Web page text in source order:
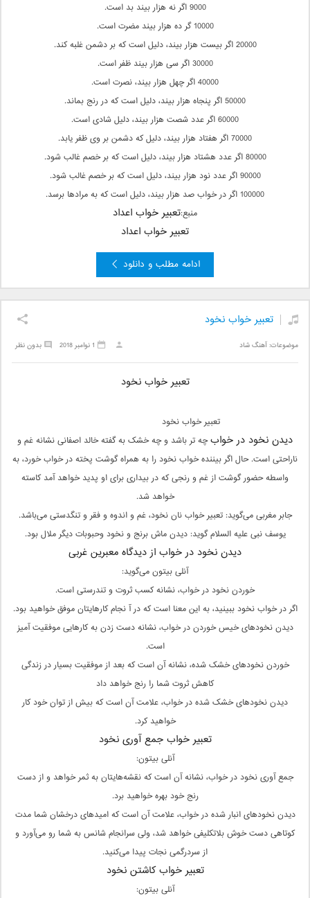
9000 اگر نه هزار بیند بد است.
10000 گر ده هزار بیند مضرت است.
20000 اگر بیست هزار بیند، دلیل است که بر دشمن غلبه کند.
30000 اگر سی هزار بیند ظفر است.
40000 اگر چهل هزار بیند، نصرت است.
50000 اگر پنجاه هزار بیند، دلیل است که در رنج بماند.
60000 اگر عدد شصت هزار بیند، دلیل شادی است.
70000 اگر هفتاد هزار بیند، دلیل که دشمن بر وی ظفر یابد.
80000 اگر عدد هشتاد هزار بیند، دلیل است که بر خصم غالب شود.
90000 اگر عدد نود هزار بیند، دلیل است که بر خصم غالب شود.
100000 اگر در خواب صد هزار بیند، دلیل است که به مرادها برسد.
منبع:تعبیر خواب اعداد
تعبیر خواب اعداد
ادامه مطلب و دانلود
تعبیر خواب نخود
موضوعات:آهنگ شاد بدون نظر 1 نوامبر 2018
تعبیر خواب نخود
تعبیر خواب نخود
دیدن نخود در خوابچه تر باشد و چه خشک به گفته خالد اصفانی نشانه غم و
ناراحتی است. حال اگر بیننده خواب نخود را به همراه گوشت پخته در خواب خورد، به
واسطه حضور گوشت از غم و رنجی که در بیداری برای او پدید خواهد آمد کاسته
خواهد شد.
جابر مغربی می‌گوید: تعبیر خواب نان نخود، غم و اندوه و فقر و تنگدستی می‌باشد.
یوسف نبی علیه السلام گوید: دیدن ماش برنج و نخود وحبوبات دیگر ملال بود.
دیدن نخود در خواب از دیدگاه معبرین غربی
آنلی بیتون می‌گوید:
خوردن نخود در خواب، نشانه کسب ثروت و تندرستی است.
اگر در خواب نخود ببینید، به این معنا است که در آ نجام کارهایتان موفق خواهید بود.
دیدن نخودهای خیس خوردن در خواب، نشانه دست زدن به کارهایی موفقیت آمیز
است.
خوردن نخودهای خشک شده، نشانه آن است که بعد از موفقیت بسیار در زندگی
کاهش ثروت شما را رنج خواهد داد
دیدن نخودهای خشک شده در خواب، علامت آن است که بیش از توان خود کار
خواهید کرد.
تعبیر خواب جمع آوری نخود
آنلی بیتون:
جمع آوری نخود در خواب، نشانه‌ آن است که نقشه‌هایتان به ثمر خواهد و از دست
رنج خود بهره خواهید برد.
دیدن نخودهای انبار شده در خواب، علامت آن است که امیدهای درخشان شما مدت
کوتاهی دست خوش بلاتکلیفی خواهد شد، ولی سرانجام شانس به شما رو می‌آورد و
از سردرگمی نجات پیدا می‌کنید.
تعبیر خواب کاشتن نخود
آنلی بیتون: